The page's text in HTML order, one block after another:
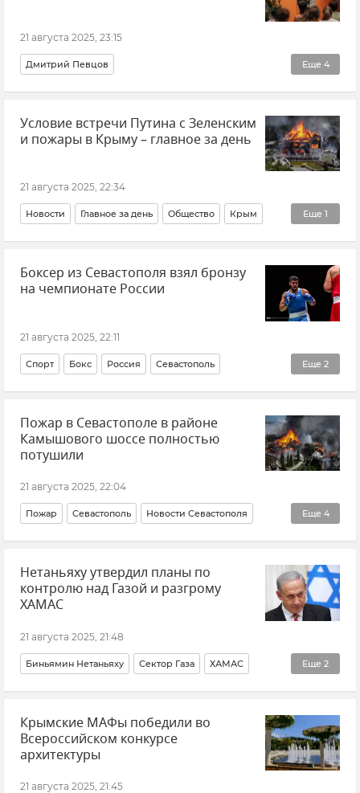
21 августа 2025, 23:15
Еще 4
Дмитрий Певцов
Молодежный историко-культурный форум "Истоки"
Севастополь Новости Севастополя
Новый Херсонес
Условие встречи Путина с Зеленским
и пожары в Крыму – главное за день
21 августа 2025, 22:34
Еще 1
Новости Главное за день Общество Крым
В мире
Боксер из Севастополя взял бронзу
на чемпионате России
21 августа 2025, 22:11
Еще 2
Спорт Бокс Россия Севастополь
Новости Севастополя Правительство Севастополя
Пожар в Севастополе в районе
Камышового шоссе полностью
потушили
21 августа 2025, 22:04
Еще 4
Пожар Севастополь Новости Севастополя
Крым Новости Крыма Происшествия
МЧС Севастополя
Нетаньяху утвердил планы по
контролю над Газой и разгрому
ХАМАС
21 августа 2025, 21:48
Еще 2
Биньямин Нетаньяху Сектор Газа ХАМАС
Политика В мире
Крымские МАФы победили во
Всероссийском конкурсе
архитектуры
21 августа 2025, 21:45